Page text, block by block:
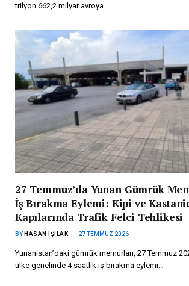
trilyon 662,2 milyar avroya…
27 Temmuz’da Yunan Gümrük
İş Bırakma Eylemi: Kipi ve
Kapılarında Trafik Felci Tehlikesi
BY HASAN IŞILAK 27 TEMMUZ 2026
Yunanistan’daki gümrük memurları, 27 Temmuz
ülke genelinde 4 saatlik iş bırakma eylemi…